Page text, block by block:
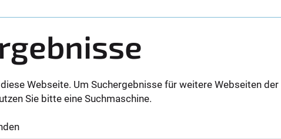
Webseite. Um Suchergebnisse für weitere Webseiten der
Sie bitte eine Suchmaschine.